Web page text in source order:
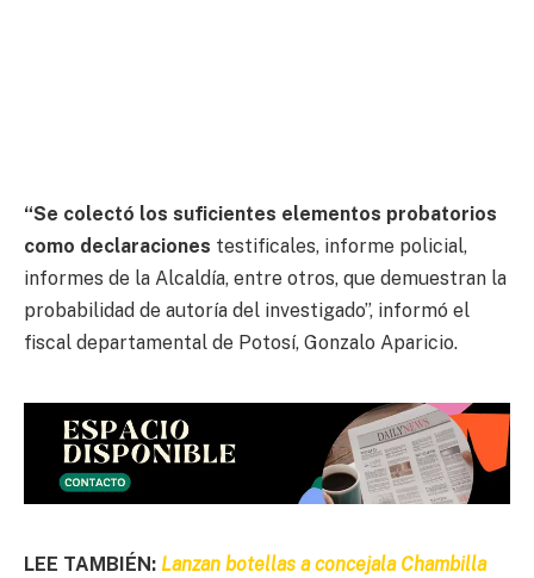
“Se colectó los suficientes elementos probatorios
como declaraciones testificales, informe policial,
informes de la Alcaldía, entre otros, que demuestran la
probabilidad de autoría del investigado”, informó el
fiscal departamental de Potosí, Gonzalo Aparicio.
LEE TAMBIÉN: Lanzan botellas a concejala Chambilla